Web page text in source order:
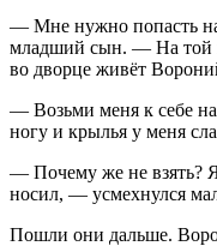
— Мне нужно попасть
младший сын. — На той
во дворце живёт
— Возьми меня к себе на
ногу и крылья у меня
— Почему же не взять?
носил, — усмехнулся
Пошли они дальше.